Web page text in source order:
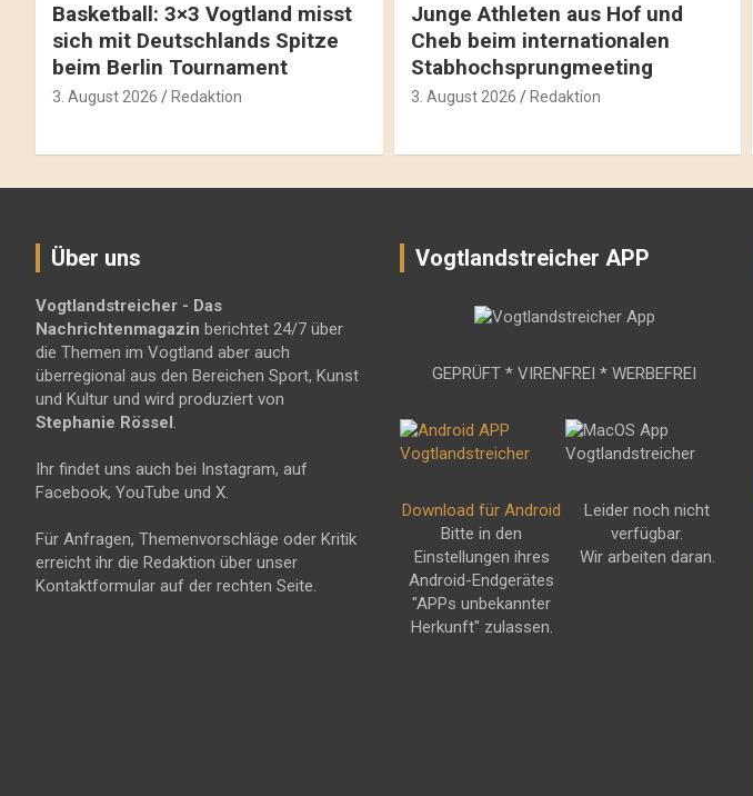
Basketball: 3×3 Vogtland misst
sich mit Deutschlands Spitze
beim Berlin Tournament
3. August 2026 Redaktion
Junge Athleten aus Hof und
Cheb beim internationalen
Stabhochsprungmeeting
3. August 2026 Redaktion
Über uns
Vogtlandstreicher - Das
Nachrichtenmagazin berichtet 24/7 über
die Themen im Vogtland aber auch
überregional aus den Bereichen Sport, Kunst
und Kultur und wird produziert von
Stephanie Rössel.
Ihr findet uns auch bei Instagram, auf
Facebook, YouTube und X.
Für Anfragen, Themenvorschläge oder Kritik
erreicht ihr die Redaktion über unser
Kontaktformular auf der rechten Seite.
Vogtlandstreicher APP
GEPRÜFT * VIRENFREI * WERBEFREI
Download für Android
Bitte in den
Einstellungen ihres
Android-Endgerätes
"APPs unbekannter
Herkunft" zulassen.
Leider noch nicht
verfügbar.
Wir arbeiten daran.